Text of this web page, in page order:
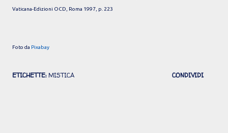
Vaticana-Edizioni OCD, Roma 1997, p. 223
Foto da Pixabay
ETICHETTE: MISTICA CONDIVIDI